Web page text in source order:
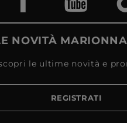
NOVITÀ
le ultime novità e
REGISTRATI